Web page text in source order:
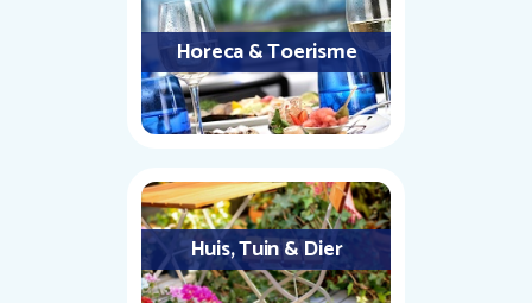
Horeca & Toerisme
Huis, Tuin & Dier